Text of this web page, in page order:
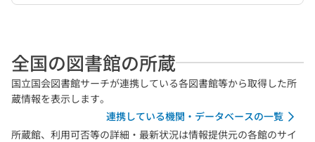
全国の図書館の所蔵
国立国会図書館サーチが連携している各図書館等から取得した所
蔵情報を表示します。
連携している機関・データベースの一覧
所蔵館、利用可否等の詳細・最新状況は情報提供元の各館のサイ